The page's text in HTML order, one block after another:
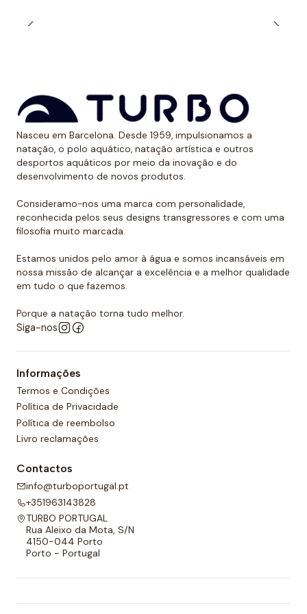
calções projetados para serem resistentes ao cloro e
muito tempo sem sofrer desgaste.
Uso recomendado de calção para
polo aquático
Da Turbo recomendamos usar o calção para praticar
polo aquático ou treinar natação. Como se encaixa
perfeitamente no corpo, dificulta que o jogador de
polo aquático seja agarrado pelos rivais, algo de vital
importância. Além disso, nossos calções não arrastam
água durante o movimento, melhorando a mobilidade
do homem que os usa. É por isso que eles podem ser
usados sem qualquer problema para natação ou
desportos aquáticos semelhantes.
Além disso, todos os calções de polo aquático têm
um forro completo na frente e nas costas e um
cordão ajustável para melhor adaptabilidade.
Nasceu em Barcelona. Desde 1959, impulsionamos a
natação, o polo aquático, natação artística e outros
desportos aquáticos por meio da inovação e do
desenvolvimento de novos produtos.
Consideramo-nos uma marca com personalidade,
reconhecida pelos seus designs transgressores e com uma
filosofia muito marcada.
Estamos unidos pelo amor à água e somos incansáveis em
nossa missão de alcançar a excelência e a melhor qualidade
em tudo o que fazemos.
Porque a natação torna tudo melhor.
Siga-nos
Informações
Termos e Condições
Política de Privacidade
Política de reembolso
Livro reclamações
Contactos
info@turboportugal.pt
+351963143828
TURBO PORTUGAL
Rua Aleixo da Mota, S/N
4150-044 Porto
Porto - Portugal